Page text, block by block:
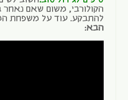
הקולורבי, משום שאם נאחר
להתבקע. עוד על משפחת
הבא: